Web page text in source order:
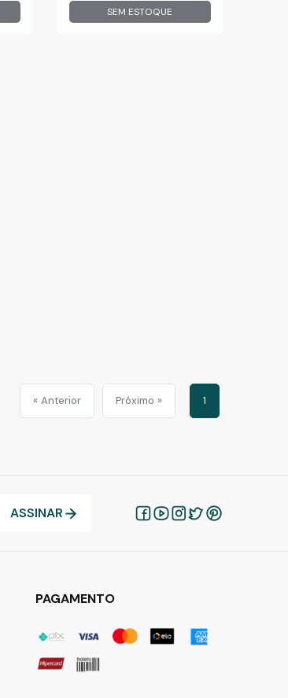
SEM ESTOQUE
« Anterior Próximo » 1
ASSINAR
PAGAMENTO